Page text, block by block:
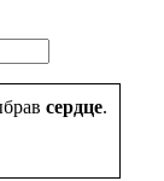
сердце.